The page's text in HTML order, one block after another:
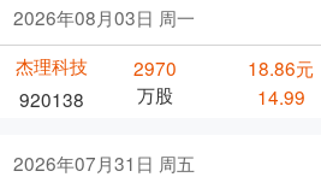
2026年08月03日 周一
杰理科技
920138
2970
万股
18.86元
14.99
2026年07月31日 周五